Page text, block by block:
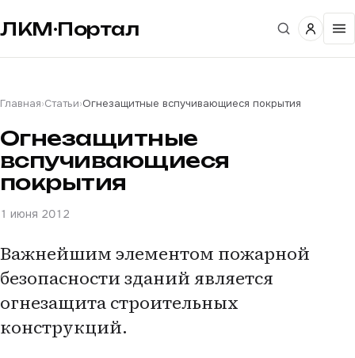
ЛКМ·Портал
Главная›Статьи›Огнезащитные вспучивающиеся покрытия
Огнезащитные
вспучивающиеся
покрытия
1 июня 2012
Важнейшим элементом пожарной
безопасности зданий является
огнезащита строительных
конструкций.